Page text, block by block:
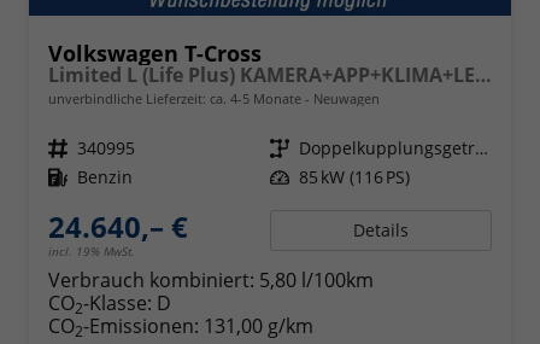
Volkswagen T-Cross
Limited L (Life Plus) KAMERA+APP+KLIMA+LED+17'' ALU
unverbindliche Lieferzeit: ca. 4-5 Monate Neuwagen
Fahrzeugnr. 340995 Getriebe
Doppelkupplungsgetriebe (DSG)
Kraftstoff Benzin Leistung 85 kW (116 PS)
24.640,– €
incl. 19% MwSt.
Details
Verbrauch kombiniert: 5,80 l/100km
CO2-Klasse: D
CO2-Emissionen: 131,00 g/km